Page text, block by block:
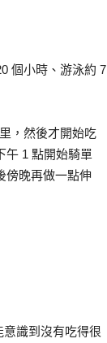
個小時、游泳約 7
，然後才開始吃
午 1 點開始騎單
傍晚再做一點伸
識到沒有吃得很